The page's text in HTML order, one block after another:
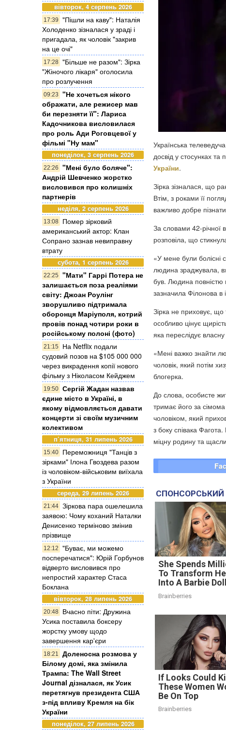
вівторок, 4 серпень 2026
17:39
"Пішли на каву": Наталія
Холоденко зізналася у зраді і
пригадала, як чоловік "закрив
на це очі"
17:28 "Більше не разом": Зірка
"Жіночого лікаря" оголосила
про розлучення
09:23
"Не хочеться нікого
ображати, але режисер мав
би перезняти її": Лариса
Кадочникова висловилася
про роль Ади Роговцевої у
фільмі "Ну мам"
понеділок, 3 серпень 2026
22:26
"Мені було боляче":
Андрій Шевченко жорстко
висловився про колишніх
партнерів
неділя, 2 серпень 2026
13:08
Помер зірковий
американський актор: Клан
Сопрано зазнав невиправну
втрату
субота, 1 серпень 2026
22:25
"Мати" Гаррі Потера не
залишається поза реаліями
світу: Джоан Роулінг
зворушливо підтримала
оборонця Маріуполя, котрий
провів понад чотири роки в
російському полоні (фото)
21:15
На Netflix подали
судовий позов на $105 000 000
через викрадення копії нового
фільму з Ніколасом Кейджем
19:50 Сергій Жадан назвав
єдине місто в Україні, в
якому відмовляється давати
концерти зі своїм музичним
колективом
п’ятниця, 31 липень 2026
15:40
Переможниця "Танців з
зірками" Ілона Гвоздева разом
із чоловіком-військовим виїхала
з України
середа, 29 липень 2026
21:44 Зіркова пара ошелешила
заявою: Чому коханий Наталки
Денисенко терміново змінив
прізвище
12:12
"Буває, ми можемо
посперечатися": Юрій Горбунов
відверто висловився про
непростий характер Стаса
Боклана
вівторок, 28 липень 2026
20:48
Вчасно піти: Дружина
Усика поставила боксеру
жорстку умову щодо
завершення кар'єри
18:21
Доленосна розмова у
Білому домі, яка змінила
Трампа: The Wall Street
Journal дізналася, як Усик
перетягнув президента США
з-під впливу Кремля на бік
України
понеділок, 27 липень 2026
Українська
досвід у стосунках
України.
Зірка зізналася, що
Втім, з роками її
важливо добре
За словами 42-річної
розповіла, що
«У мене були болісні
людина зраджувала,
був. Людина
зазначила Філонова в
Зірка не приховує,
особливо цінує
яка переслідує
«Мені важко знайти
чоловік, який потім
блогерка.
До слова, особисте
тримає його за
чоловіком, який
з боку співака
міцну родину та
СПОНСОРСЬКИЙ
She Spends
To Transform
Into A Barbie
Brainberries
If Looks Could
These Women
Be On Top
Brainberries